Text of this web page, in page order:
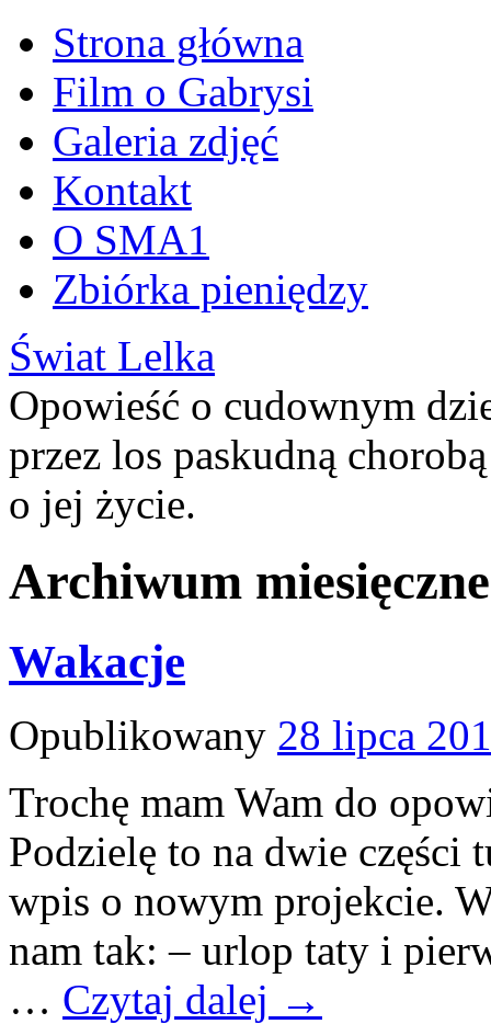
treść
Strona główna
Film o Gabrysi
Galeria zdjęć
Kontakt
O SMA1
Zbiórka pieniędzy
Świat Lelka
Opowieść o cudownym
przez los paskudną
o jej życie.
Archiwum
Wakacje
Opublikowany 28 lipca
Trochę mam Wam do
Podzielę to na dwie części
wpis o nowym projekcie.
nam tak: – urlop taty i
… Czytaj dalej →